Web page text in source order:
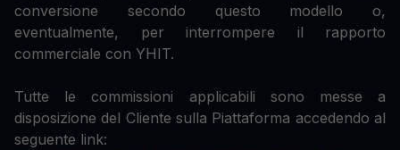
conversione secondo questo modello o,
eventualmente, per interrompere il rapporto
commerciale con YHIT.
Tutte le commissioni applicabili sono messe a
disposizione del Cliente sulla Piattaforma accedendo al
seguente link: